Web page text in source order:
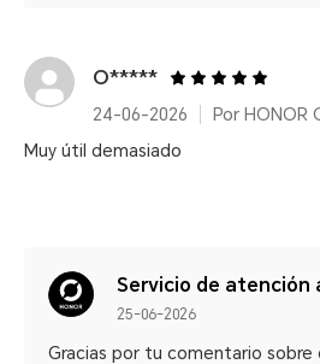
O*****
24-06-2026
Por HONOR
Muy útil demasiado
Servicio de atención
25-06-2026
Gracias por tu comentario sobre